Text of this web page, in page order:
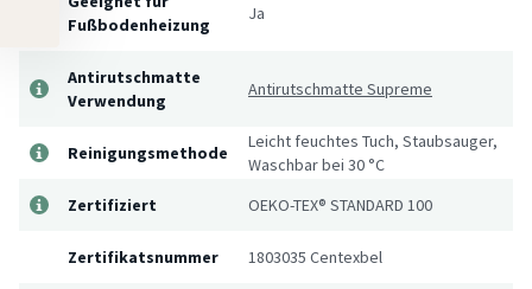
Fußbodenheizung
Ja
Antirutschmatte
Verwendung
Antirutschmatte Supreme
Reinigungsmethode
Leicht feuchtes Tuch, Staubsauger,
Waschbar bei 30 °C
Zertifiziert
OEKO-TEX® STANDARD 100
Zertifikatsnummer 1803035 Centexbel